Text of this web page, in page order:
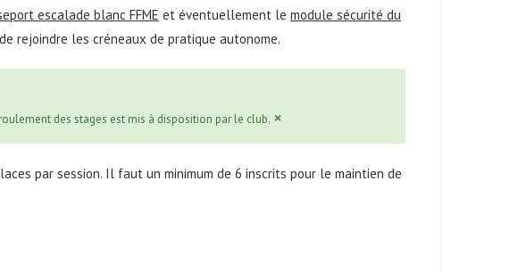
escalade blanc FFME et éventuellement le module sécurité du
rejoindre les créneaux de pratique autonome.
des stages est mis à disposition par le club. ×
par session. Il faut un minimum de 6 inscrits pour le maintien de